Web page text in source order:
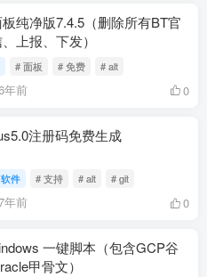
纯净版7.4.5（删除所有BT官
上报、下发）
# 面板 # 免费 # alt
年前 0
注册码免费生成
件 # 支持 # alt # git
年前 0
一键脚本（包含GCP谷
甲骨文）